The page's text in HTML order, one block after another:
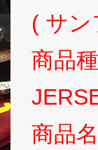
( サ
商品
商品